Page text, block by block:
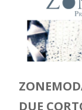
DUE